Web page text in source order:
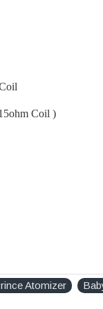
Coil )
Atomizer